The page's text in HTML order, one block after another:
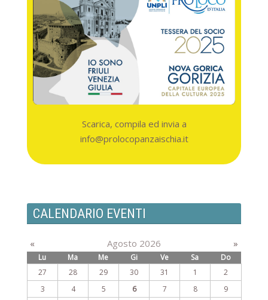
Scarica, compila ed invia a
info@prolocopanzaischia.it
CALENDARIO EVENTI
« Agosto 2026 »
Lu Ma Me Gi Ve Sa
Do
27
28 29 30 31 1
2
3
4 5 6 7 8
9